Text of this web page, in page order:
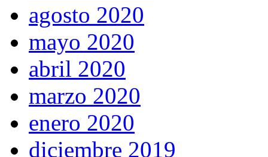
agosto 2020
mayo 2020
abril 2020
marzo 2020
enero 2020
diciembre 2019